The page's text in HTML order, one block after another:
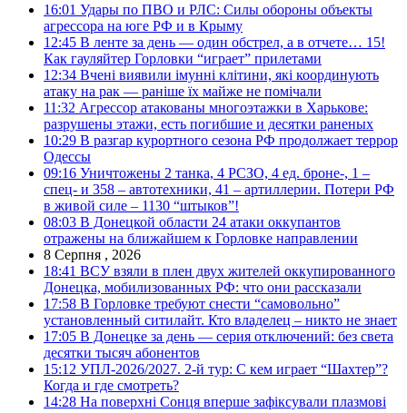
16:01 Удары по ПВО и РЛС: Силы обороны объекты
агрессора на юге РФ и в Крыму
12:45 В ленте за день — один обстрел, а в отчете… 15!
Как гауляйтер Горловки “играет” прилетами
12:34 Вчені виявили імунні клітини, які координують
атаку на рак — раніше їх майже не помічали
11:32 Агрессор атакованы многоэтажки в Харькове:
разрушены этажи, есть погибшие и десятки раненых
10:29 В разгар курортного сезона РФ продолжает террор
Одессы
09:16 Уничтожены 2 танка, 4 РСЗО, 4 ед. броне-, 1 –
спец- и 358 – автотехники, 41 – артиллерии. Потери РФ
в живой силе – 1130 “штыков”!
08:03 В Донецкой области 24 атаки оккупантов
отражены на ближайшем к Горловке направлении
8 Серпня , 2026
18:41 ВСУ взяли в плен двух жителей оккупированного
Донецка, мобилизованных РФ: что они рассказали
17:58 В Горловке требуют снести “самовольно”
установленный ситилайт. Кто владелец – никто не знает
17:05 В Донецке за день — серия отключений: без света
десятки тысяч абонентов
15:12 УПЛ-2026/2027. 2-й тур: С кем играет “Шахтер”?
Когда и где смотреть?
14:28 На поверхні Сонця вперше зафіксували плазмові